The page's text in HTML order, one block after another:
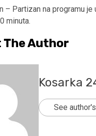
– Partizan na programu je
minuta.
The Author
Kosarka
See